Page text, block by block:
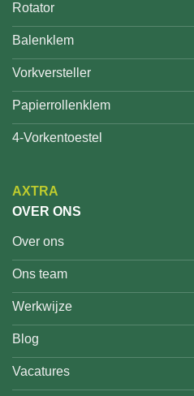
Rotator
Balenklem
Vorkversteller
Papierrollenklem
4-Vorkentoestel
AXTRA
OVER ONS
Over ons
Ons team
Werkwijze
Blog
Vacatures